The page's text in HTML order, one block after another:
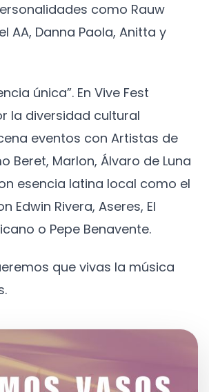
como Rauw
AA, Danna Paola, Anitta y
única”. En Vive Fest
la diversidad cultural
eventos con Artistas de
Beret, Marlon, Álvaro de Luna
esencia latina local como el
Edwin Rivera, Aseres, El
o Pepe Benavente.
que vivas la música